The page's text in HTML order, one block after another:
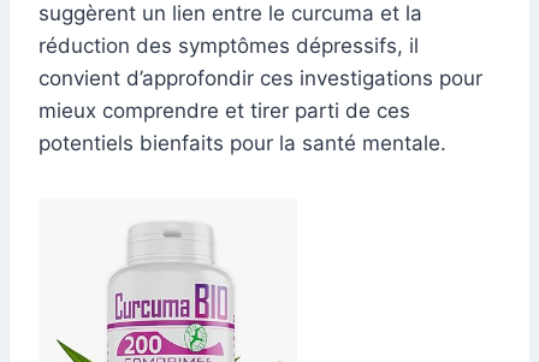
suggèrent un lien entre le curcuma et la
réduction des symptômes dépressifs, il
convient d’approfondir ces investigations pour
mieux comprendre et tirer parti de ces
potentiels bienfaits pour la santé mentale.